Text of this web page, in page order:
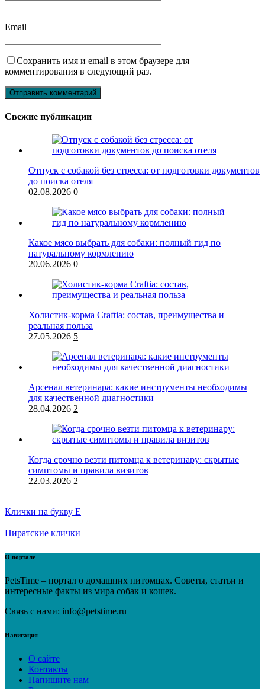
Email
Сохранить имя и email в этом браузере для
комментирования в следующий раз.
Свежие публикации
Отпуск с собакой без стресса: от подготовки документов
до поиска отеля
02.08.2026 0
Какое мясо выбрать для собаки: полный гид по
натуральному кормлению
20.06.2026 0
Холистик-корма Craftia: состав, преимущества и
реальная польза
27.05.2026 5
Арсенал ветеринара: какие инструменты необходимы
для качественной диагностики
28.04.2026 2
Когда срочно везти питомца к ветеринару: скрытые
симптомы и правила визитов
22.03.2026 2
Клички на букву Е
Пиратские клички
О портале
PetsTime – портал о домашних питомцах. Советы, статьи и
интересные факты из мира собак и кошек.
Связь с нами: info@petstime.ru
Навигация
О сайте
Контакты
Напишите нам